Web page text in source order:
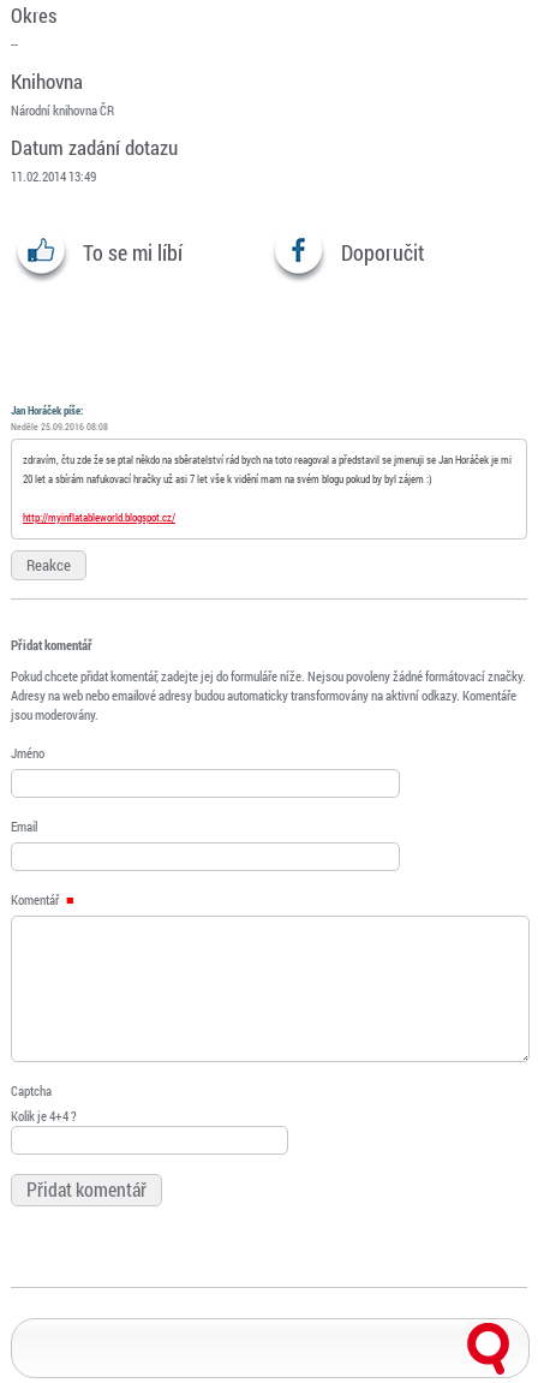
Okres
--
Knihovna
Národní knihovna ČR
Datum zadání dotazu
11.02.2014 13:49
To se mi líbí Doporučit
Jan Horáček píše:
Neděle 25.09.2016 08:08
zdravím, čtu zde že se ptal někdo na sběratelství rád bych na toto reagoval a představil se jmenuji se Jan Horáček je mi
20 let a sbírám nafukovací hračky už asi 7 let vše k vidění mam na svém blogu pokud by byl zájem :)
http://myinflatableworld.blogspot.cz/
Reakce
Přidat komentář
Pokud chcete přidat komentář, zadejte jej do formuláře níže. Nejsou povoleny žádné formátovací značky.
Adresy na web nebo emailové adresy budou automaticky transformovány na aktivní odkazy. Komentáře
jsou moderovány.
Jméno
Email
Komentář
Captcha
Kolik je 4+4 ?